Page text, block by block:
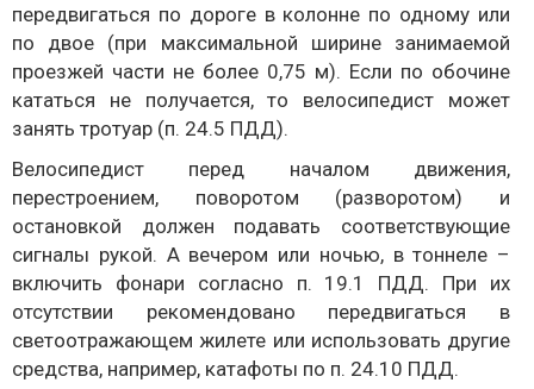
передвигаться по дороге в колонне по одному или
по двое (при максимальной ширине занимаемой
проезжей части не более 0,75 м). Если по обочине
кататься не получается, то велосипедист может
занять тротуар (п. 24.5 ПДД).
Велосипедист перед началом движения,
перестроением, поворотом (разворотом) и
остановкой должен подавать соответствующие
сигналы рукой. А вечером или ночью, в тоннеле –
включить фонари согласно п. 19.1 ПДД. При их
отсутствии рекомендовано передвигаться в
светоотражающем жилете или использовать другие
средства, например, катафоты по п. 24.10 ПДД.